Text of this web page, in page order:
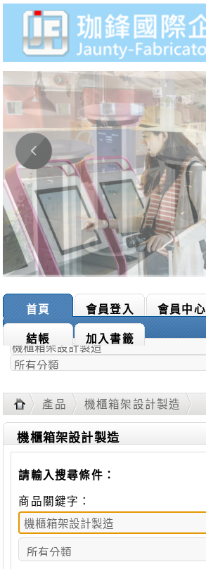
首頁 會員登入 會員中心
結帳 加入書籤
商品搜尋：
產品
機櫃箱架設計製造
機櫃箱架設計製造
請輸入搜尋條件：
商品關鍵字：